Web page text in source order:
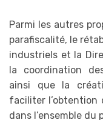
Parmi les autres
parafiscalité, le
industriels et la
la coordination
ainsi que la
faciliter l’obtention
dans l’ensemble du